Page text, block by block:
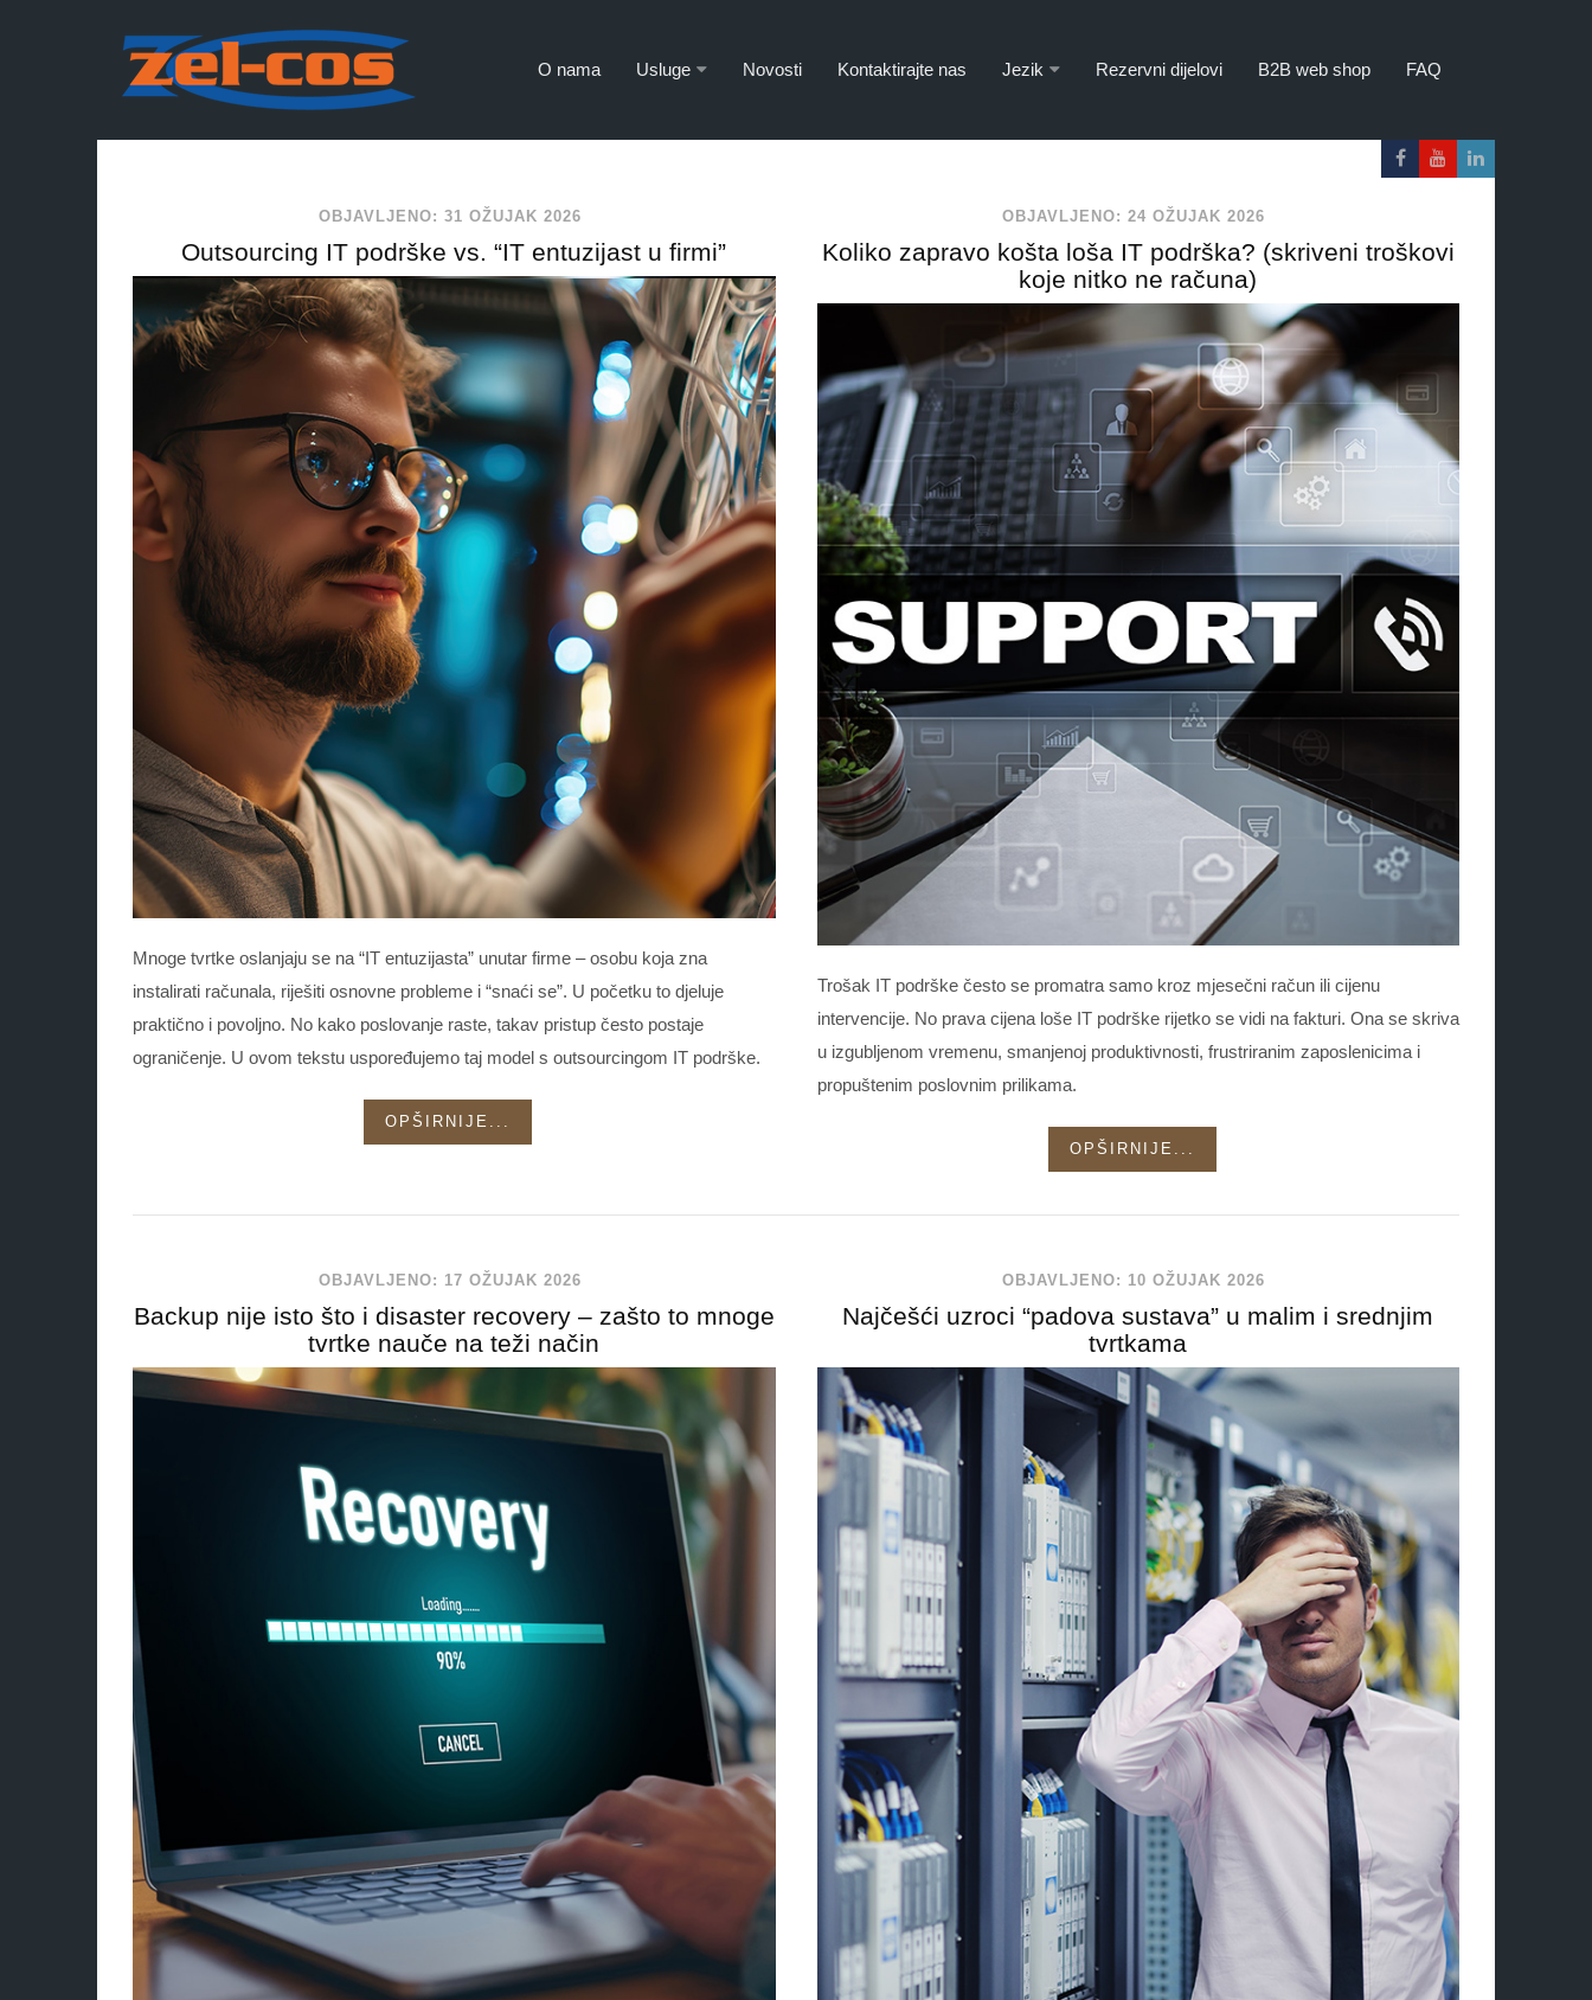
O nama Usluge Novosti Kontaktirajte nas Jezik Rezervni dijelovi B2B web shop FAQ
OBJAVLJENO: 31 OŽUJAK 2026
Outsourcing IT podrške vs. “IT entuzijast u firmi”
Mnoge tvrtke oslanjaju se na “IT entuzijasta” unutar firme – osobu koja zna
instalirati računala, riješiti osnovne probleme i “snaći se”. U početku to djeluje
praktično i povoljno. No kako poslovanje raste, takav pristup često postaje
ograničenje. U ovom tekstu uspoređujemo taj model s outsourcingom IT podrške.
OPŠIRNIJE...
OBJAVLJENO: 24 OŽUJAK 2026
Koliko zapravo košta loša IT podrška? (skriveni troškovi
koje nitko ne računa)
Trošak IT podrške često se promatra samo kroz mjesečni račun ili cijenu
intervencije. No prava cijena loše IT podrške rijetko se vidi na fakturi. Ona se skriva
u izgubljenom vremenu, smanjenoj produktivnosti, frustriranim zaposlenicima i
propuštenim poslovnim prilikama.
OPŠIRNIJE...
OBJAVLJENO: 17 OŽUJAK 2026
Backup nije isto što i disaster recovery – zašto to mnoge
tvrtke nauče na teži način
OBJAVLJENO: 10 OŽUJAK 2026
Najčešći uzroci “padova sustava” u malim i srednjim
tvrtkama